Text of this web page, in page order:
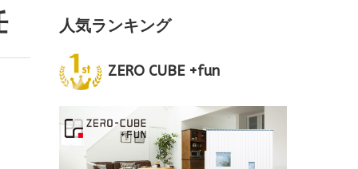
人気ランキング
ZERO CUBE +fun